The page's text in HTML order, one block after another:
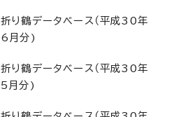
折り鶴データベース（平成30年
6月分)
折り鶴データベース（平成30年
5月分)